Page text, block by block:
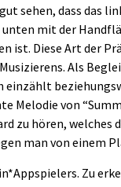
sehen, dass das
mit der
ist. Diese Art der
Als
einzählt
Melodie von
zu hören, welches
man von einem
Zu